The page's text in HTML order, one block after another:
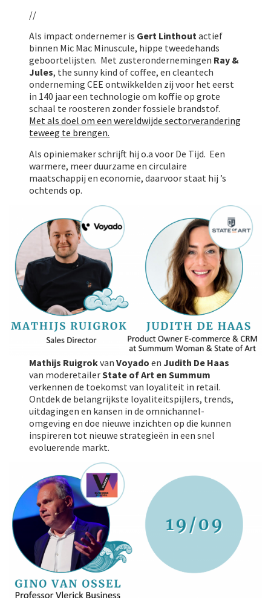
//
Als impact ondernemer is Gert Linthout actief
binnen Mic Mac Minuscule, hippe tweedehands
geboortelijsten. Met zusterondernemingen Ray &
Jules, the sunny kind of coffee, en cleantech
onderneming CEE ontwikkelden zij voor het eerst
in 140 jaar een technologie om koffie op grote
schaal te roosteren zonder fossiele brandstof.
Met als doel om een wereldwijde sectorverandering
teweeg te brengen.
Als opiniemaker schrijft hij o.a voor De Tijd. Een
warmere, meer duurzame en circulaire
maatschappij en economie, daarvoor staat hij ’s
ochtends op.
Mathijs RuigrokvanVoyadoenJudith De Haas
van moderetailerState of Art en Summum
verkennen de toekomst van loyaliteit in retail.
Ontdek de belangrijkste loyaliteitspijlers, trends,
uitdagingen en kansen in de omnichannel-
omgeving en doe nieuwe inzichten op die kunnen
inspireren tot nieuwe strategieën in een snel
evoluerende markt.